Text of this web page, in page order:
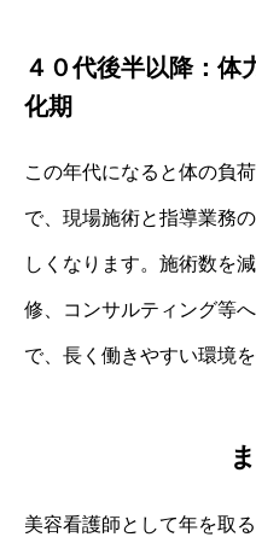
４０代後半以降：体
化期
この年代になると体の負
で、現場施術と指導業務
しくなります。施術数を
修、コンサルティング等
で、長く働きやすい環境
美容看護師として年を取